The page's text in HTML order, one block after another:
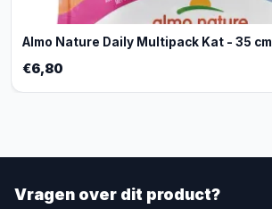
Almo Nature Daily Multipack Kat - 35 cm
€6,80
Vragen over dit product?